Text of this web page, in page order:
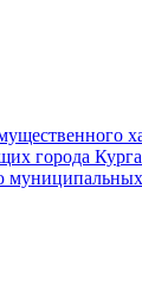
города